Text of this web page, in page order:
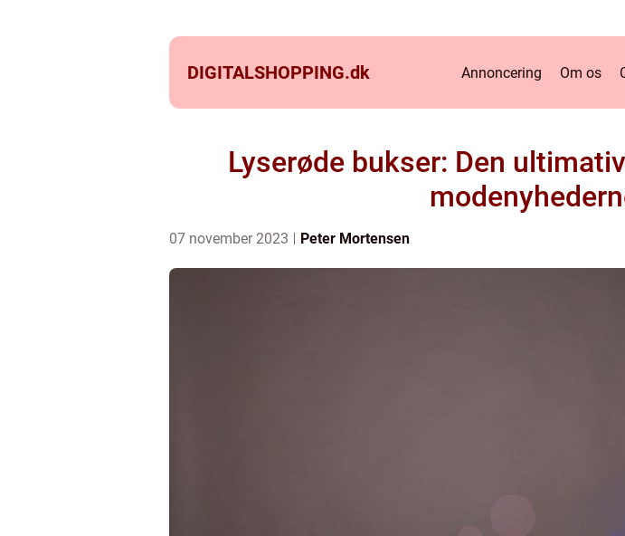
DIGITALSHOPPING.dk Annoncering Om os
Lyserøde bukser: Den
07 november 2023 Peter Mortensen